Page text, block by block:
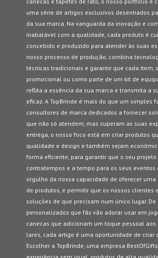
uma série de artigos exclusivos desenhados
da sua marca. Na vanguarda da inovação e
inabalável com a qualidade, cada produto é
concebido e produzido para atender às suas
nosso processo de produção, combina
técnicas tradicionais e garante que cada item,
promocional ou como parte de um kit de
reflita a essência da sua marca e transmita a
eficaz. A TopBrinde é mais do que um simples
consultores de marca dedicados a fornecer
que não só atendem, mas superam as suas
entrega, o nosso foco está em criar produtos
qualidade e design e também sejam
forma eficiente, para garantir que o seu
contratempos e a tempo para os seus eventos
orgulho da nossa capacidade de oferecer
de produtos, e permitir que os nossos clientes
soluções de que precisam num único lugar.
personalizados que fãs vão adorar usar em
canecas que adicionam um toque pessoal
lares, cada artigo é uma oportunidade de criar
Escolher a TopBrinde, uma empresa